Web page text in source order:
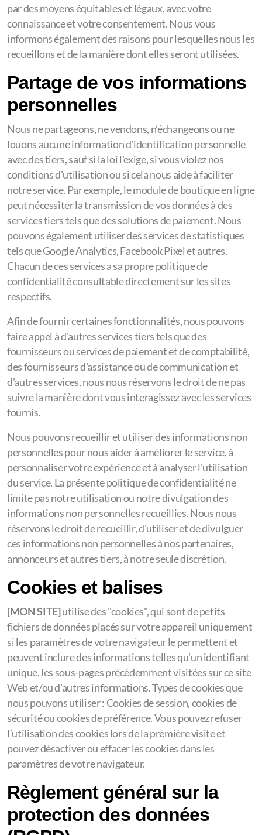
par des moyens équitables et légaux, avec votre
connaissance et votre consentement. Nous vous
informons également des raisons pour lesquelles nous les
recueillons et de la manière dont elles seront utilisées.
Partage de vos informations
personnelles
Nous ne partageons, ne vendons, n’échangeons ou ne
louons aucune information d'identification personnelle
avec des tiers, sauf si la loi l'exige, si vous violez nos
conditions d'utilisation ou si cela nous aide à faciliter
notre service. Par exemple, le module de boutique en ligne
peut nécessiter la transmission de vos données à des
services tiers tels que des solutions de paiement. Nous
pouvons également utiliser des services de statistiques
tels que Google Analytics, Facebook Pixel et autres.
Chacun de ces services a sa propre politique de
confidentialité consultable directement sur les sites
respectifs.
Afin de fournir certaines fonctionnalités, nous pouvons
faire appel à d'autres services tiers tels que des
fournisseurs ou services de paiement et de comptabilité,
des fournisseurs d'assistance ou de communication et
d'autres services, nous nous réservons le droit de ne pas
suivre la manière dont vous interagissez avec les services
fournis.
Nous pouvons recueillir et utiliser des informations non
personnelles pour nous aider à améliorer le service, à
personnaliser votre expérience et à analyser l'utilisation
du service. La présente politique de confidentialité ne
limite pas notre utilisation ou notre divulgation des
informations non personnelles recueillies. Nous nous
réservons le droit de recueillir, d'utiliser et de divulguer
ces informations non personnelles à nos partenaires,
annonceurs et autres tiers, à notre seule discrétion.
Cookies et balises
[MON SITE]utilise des "cookies", qui sont de petits
fichiers de données placés sur votre appareil uniquement
si les paramètres de votre navigateur le permettent et
peuvent inclure des informations telles qu'un identifiant
unique, les sous-pages précédemment visitées sur ce site
Web et/ou d'autres informations. Types de cookies que
nous pouvons utiliser : Cookies de session, cookies de
sécurité ou cookies de préférence. Vous pouvez refuser
l’utilisation des cookies lors de la première visite et
pouvez désactiver ou effacer les cookies dans les
paramètres de votre navigateur.
Règlement général sur la
protection des données